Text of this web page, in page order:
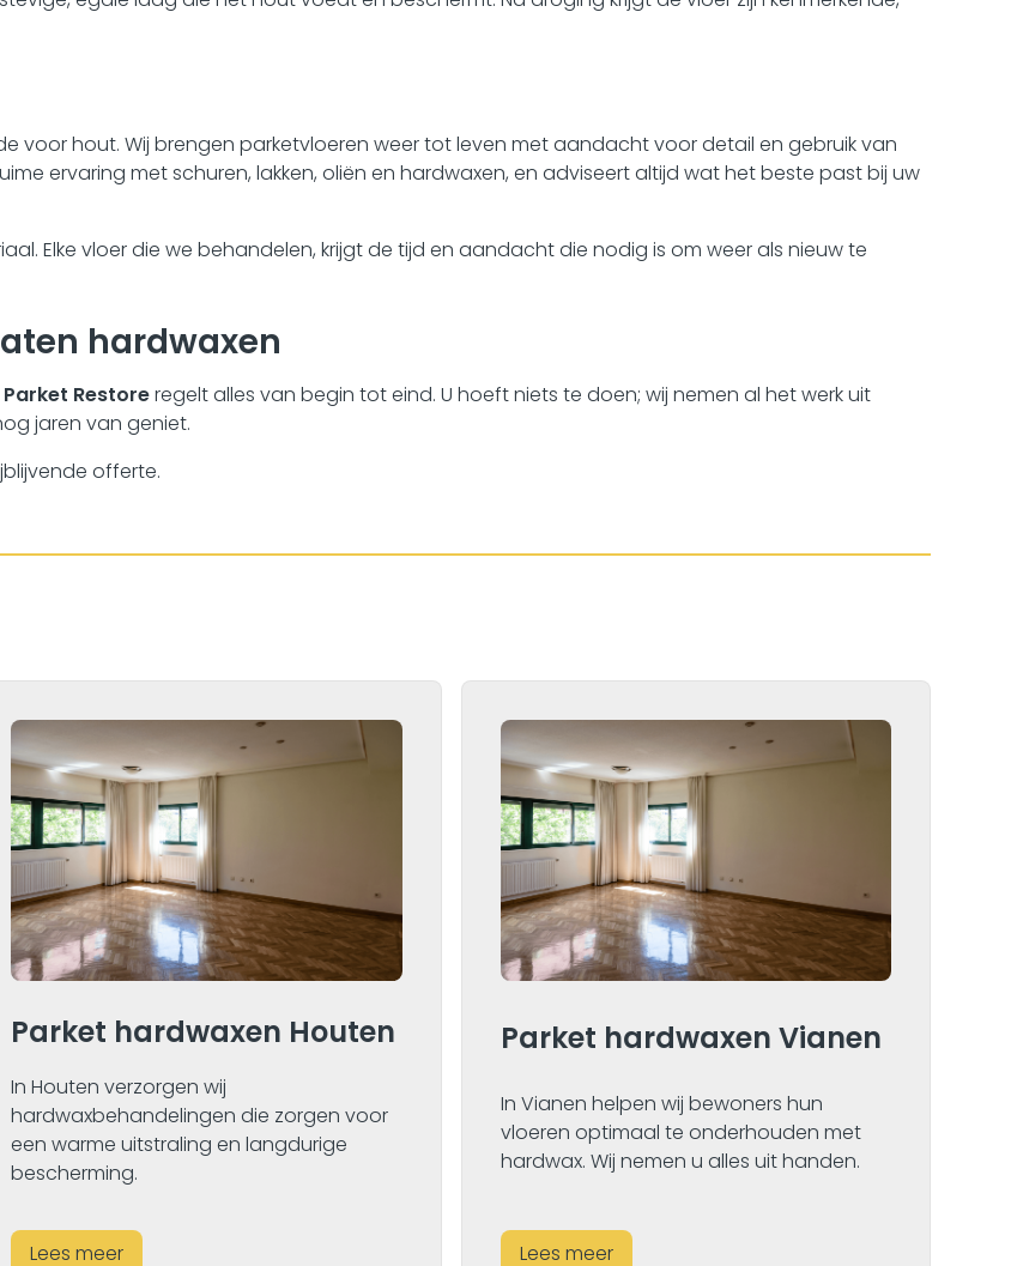
voor hout. Wij brengen parketvloeren weer tot leven met aandacht voor detail en gebruik van
ervaring met schuren, lakken, oliën en hardwaxen, en adviseert altijd wat het beste past bij uw
Elke vloer die we behandelen, krijgt de tijd en aandacht die nodig is om weer als nieuw te
hardwaxen
Parket Restoreregelt alles van begin tot eind. U hoeft niets te doen; wij nemen al het werk uit
jaren van geniet.
offerte.
Parket hardwaxen Houten
In Houten verzorgen wij
hardwaxbehandelingen die zorgen voor
een warme uitstraling en langdurige
bescherming.
Lees meer
Parket hardwaxen Vianen
In Vianen helpen wij bewoners hun
vloeren optimaal te onderhouden met
hardwax. Wij nemen u alles uit handen.
Lees meer